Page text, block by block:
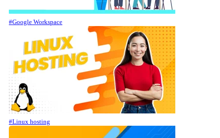
#Google Workspace
#Linux hosting